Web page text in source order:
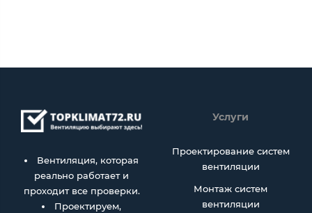
Вентиляция, которая
реально работает и
проходит все проверки.
Проектируем,
Услуги
Проектирование систем
вентиляции
Монтаж систем
вентиляции